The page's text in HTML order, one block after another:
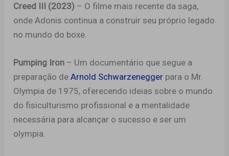
Creed III (2023) – O filme mais recente da saga,
onde Adonis continua a construir seu próprio legado
no mundo do boxe.
Pumping Iron – Um documentário que segue a
preparação deArnold Schwarzenegger para o Mr.
Olympia de 1975, oferecendo ideias sobre o mundo
do fisiculturismo profissional e a mentalidade
necessária para alcançar o sucesso e ser um
olympia.